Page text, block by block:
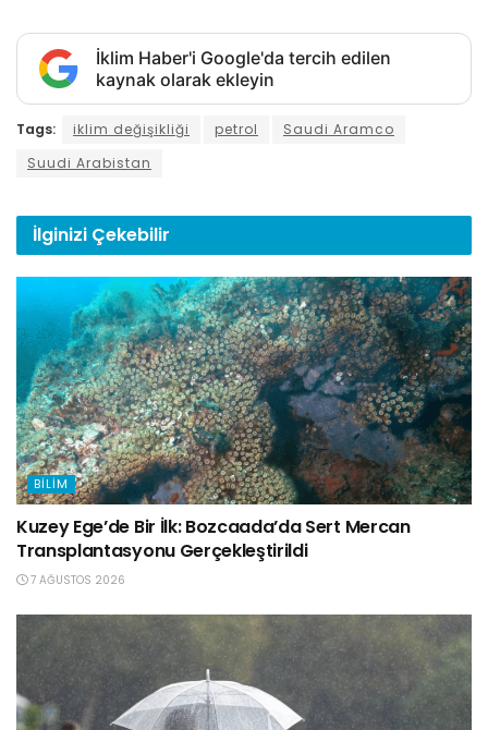
İklim Haber'i Google'da tercih edilen
kaynak olarak ekleyin
Tags: iklim değişikliği petrol
Saudi Aramco
Suudi Arabistan
İlginizi Çekebilir
BILIM
Kuzey Ege’de Bir İlk: Bozcaada’da Sert Mercan
Transplantasyonu Gerçekleştirildi
7 AĞUSTOS 2026